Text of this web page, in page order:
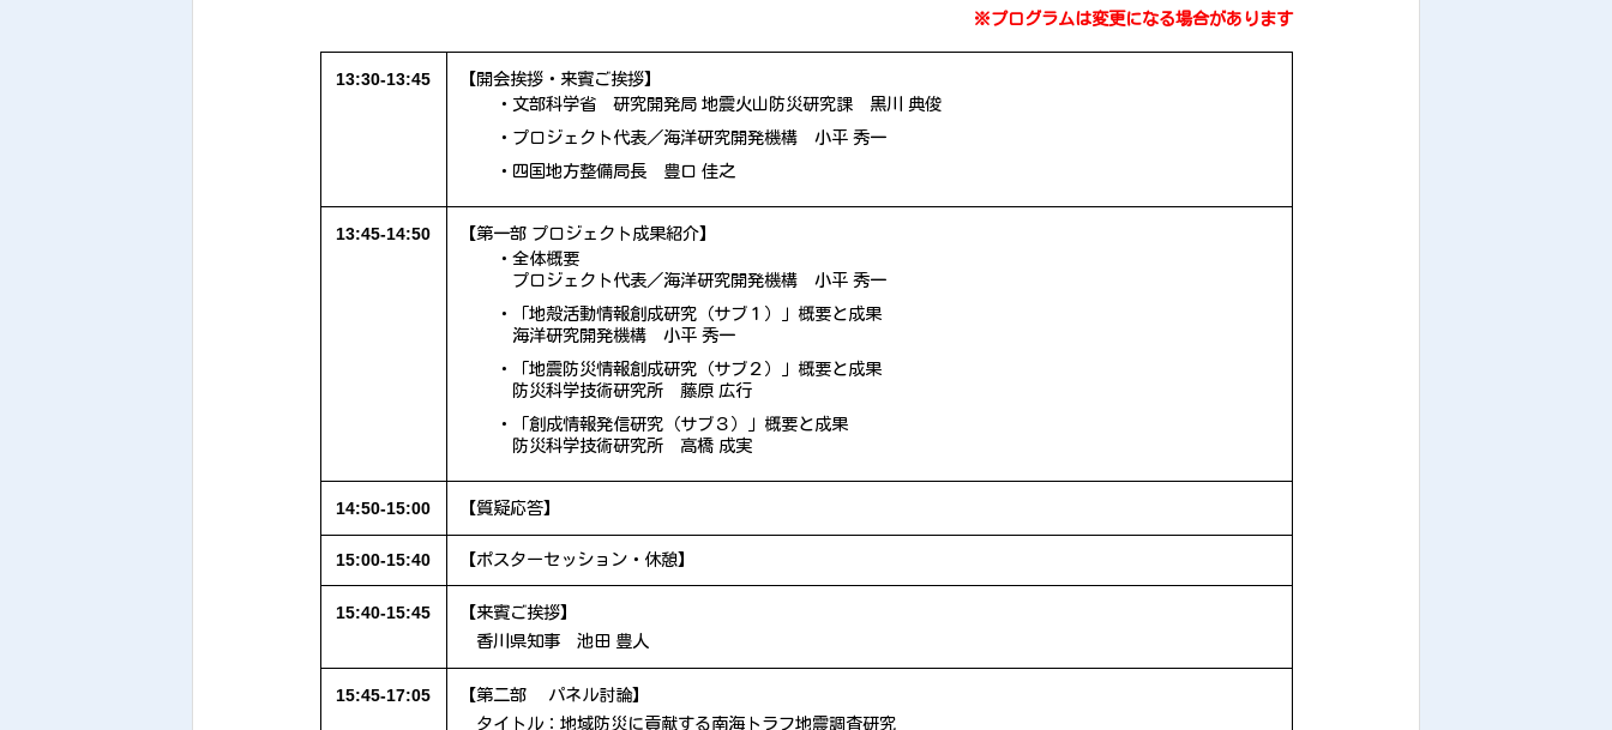
※プログラムは変更になる場合があります
13:30-13:45
【開会挨拶・来賓ご挨拶】
・文部科学省 研究開発局 地震火山防災研究課 黒川 典俊
・プロジェクト代表／海洋研究開発機構 小平 秀一
・四国地方整備局長 豊口 佳之
13:45-14:50
【第一部 プロジェクト成果紹介】
・全体概要
プロジェクト代表／海洋研究開発機構 小平 秀一
・「地殻活動情報創成研究（サブ１）」概要と成果
海洋研究開発機構 小平 秀一
・「地震防災情報創成研究（サブ２）」概要と成果
防災科学技術研究所 藤原 広行
・「創成情報発信研究（サブ３）」概要と成果
防災科学技術研究所 高橋 成実
14:50-15:00 【質疑応答】
15:00-15:40 【ポスターセッション・休憩】
15:40-15:45
【来賓ご挨拶】
香川県知事 池田 豊人
15:45-17:05
【第二部 パネル討論】
タイトル：地域防災に貢献する南海トラフ地震調査研究